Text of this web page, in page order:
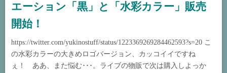
エーション「黒」と「水彩カラー」販売
開始！
https://twitter.com/yukinostuff/status/1223369269284462593?s=20 こ
の水彩カラーの大きめロゴバージョン、カッコイイですね
ぇ！ ああ、また悩む･･･。ライブの物販で次は購入しよっか